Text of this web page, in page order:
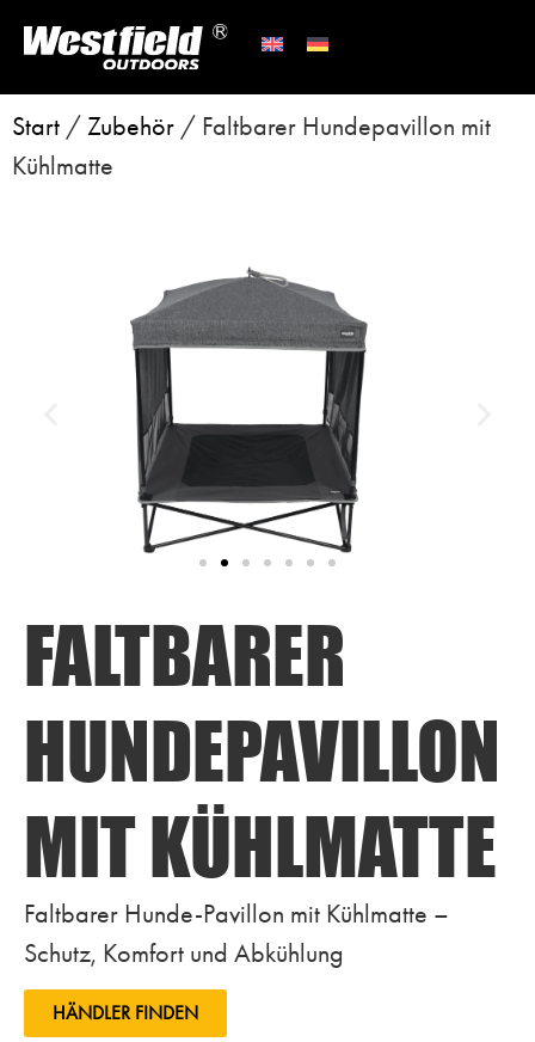
Start /Zubehör / Faltbarer Hundepavillon mit
Kühlmatte
FALTBARER
HUNDEPAVILLON
MIT KÜHLMATTE
Faltbarer Hunde-Pavillon mit Kühlmatte –
Schutz, Komfort und Abkühlung
HÄNDLER FINDEN